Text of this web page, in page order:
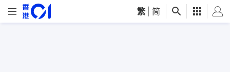
繁 简